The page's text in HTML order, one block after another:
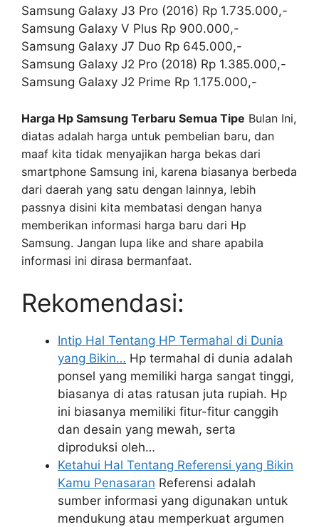
Samsung Galaxy J3 Pro (2016) Rp 1.735.000,-
Samsung Galaxy V Plus Rp 900.000,-
Samsung Galaxy J7 Duo Rp 645.000,-
Samsung Galaxy J2 Pro (2018) Rp 1.385.000,-
Samsung Galaxy J2 Prime Rp 1.175.000,-
Harga Hp Samsung Terbaru Semua Tipe Bulan Ini,
diatas adalah harga untuk pembelian baru, dan
maaf kita tidak menyajikan harga bekas dari
smartphone Samsung ini, karena biasanya berbeda
dari daerah yang satu dengan lainnya, lebih
passnya disini kita membatasi dengan hanya
memberikan informasi harga baru dari Hp
Samsung. Jangan lupa like and share apabila
informasi ini dirasa bermanfaat.
Rekomendasi:
Intip Hal Tentang HP Termahal di Dunia
yang Bikin… Hp termahal di dunia adalah
ponsel yang memiliki harga sangat tinggi,
biasanya di atas ratusan juta rupiah. Hp
ini biasanya memiliki fitur-fitur canggih
dan desain yang mewah, serta
diproduksi oleh…
Ketahui Hal Tentang Referensi yang Bikin
Kamu Penasaran Referensi adalah
sumber informasi yang digunakan untuk
mendukung atau memperkuat argumen